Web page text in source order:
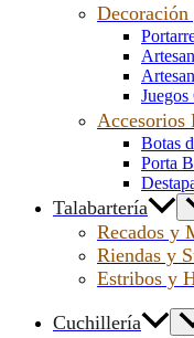
Decoración
Accesorios
Botas
Porta
Talabartería
Recados y
Riendas y
Estribos y
Cuchillería